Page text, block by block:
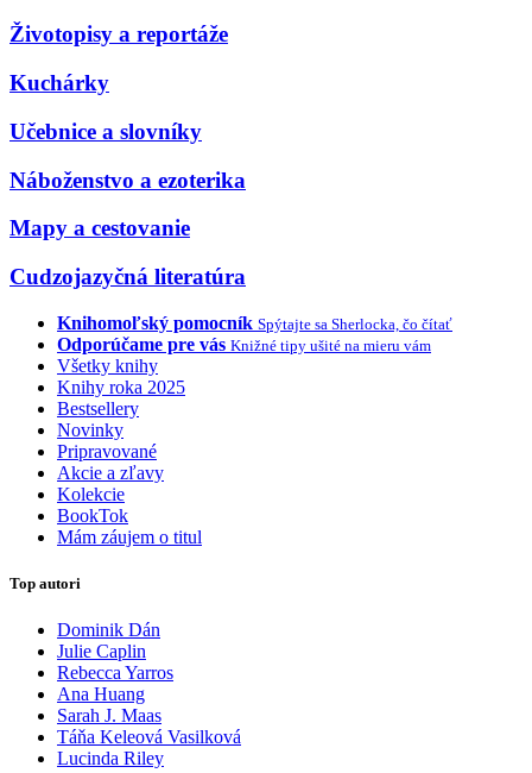
Životopisy a reportáže
Kuchárky
Učebnice a slovníky
Náboženstvo a ezoterika
Mapy a cestovanie
Cudzojazyčná literatúra
Knihomoľský pomocník Spýtajte sa Sherlocka, čo čítať
Odporúčame pre vás Knižné tipy ušité na mieru vám
Všetky knihy
Knihy roka 2025
Bestsellery
Novinky
Pripravované
Akcie a zľavy
Kolekcie
BookTok
Mám záujem o titul
Top autori
Dominik Dán
Julie Caplin
Rebecca Yarros
Ana Huang
Sarah J. Maas
Táňa Keleová Vasilková
Lucinda Riley